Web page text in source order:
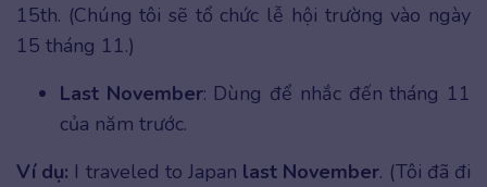
15th. (Chúng tôi sẽ tổ chức lễ hội trường vào ngày
15 tháng 11.)
Last November: Dùng để nhắc đến tháng 11
của năm trước.
Ví dụ: I traveled to Japan last November. (Tôi đã đi